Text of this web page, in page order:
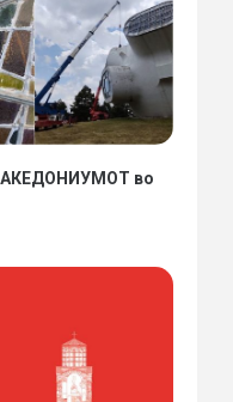
МАКЕДОНИУМОТ во